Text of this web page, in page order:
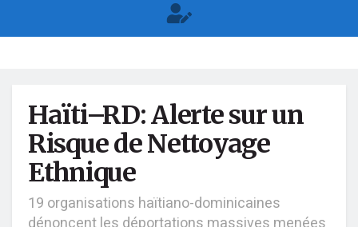
Haïti–RD: Alerte sur un
Risque de Nettoyage
Ethnique
19 organisations haïtiano-dominicaines